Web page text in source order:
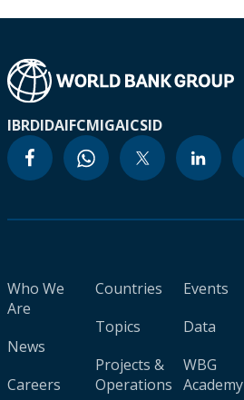
IBRDIDAIFCMIGAICSID
Who We
Are
News
Careers
Countries
Topics
Projects &
Operations
Events
Data
WBG
Academy